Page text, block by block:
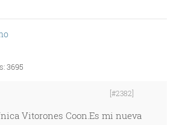
3695
[#2382]
Vitorones Coon.Es mi nueva